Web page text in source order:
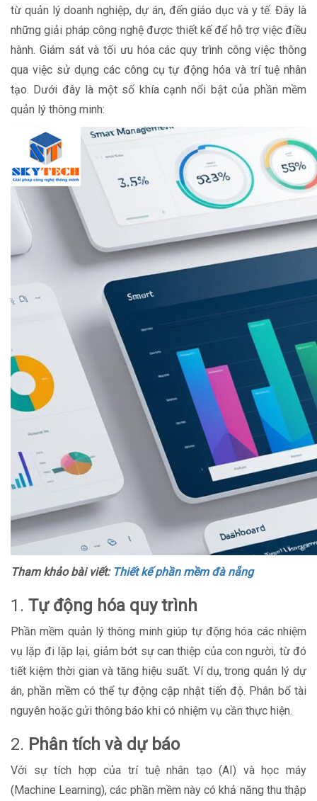
từ quản lý doanh nghiệp, dự án, đến giáo dục và y tế. Đây là
những giải pháp công nghệ được thiết kế để hỗ trợ việc điều
hành. Giám sát và tối ưu hóa các quy trình công việc thông
qua việc sử dụng các công cụ tự động hóa và trí tuệ nhân
tạo. Dưới đây là một số khía cạnh nổi bật của phần mềm
quản lý thông minh:
Tham khảo bài viết: Thiết kế phần mềm đà nẵng
1. Tự động hóa quy trình
Phần mềm quản lý thông minh giúp tự động hóa các nhiệm
vụ lặp đi lặp lại, giảm bớt sự can thiệp của con người, từ đó
tiết kiệm thời gian và tăng hiệu suất. Ví dụ, trong quản lý dự
án, phần mềm có thể tự động cập nhật tiến độ. Phân bổ tài
nguyên hoặc gửi thông báo khi có nhiệm vụ cần thực hiện.
2. Phân tích và dự báo
Với sự tích hợp của trí tuệ nhân tạo (AI) và học máy
(Machine Learning), các phần mềm này có khả năng thu thập